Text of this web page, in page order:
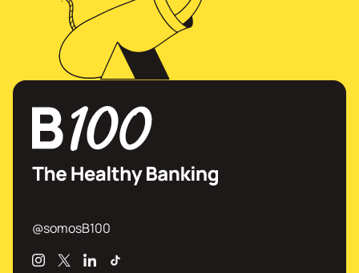
@somosB100
InstagramLinkedin